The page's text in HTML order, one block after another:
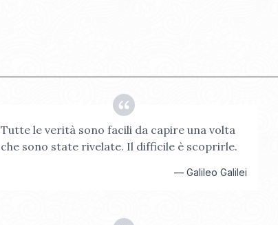
Tutte le verità sono facili da capire una volta
che sono state rivelate. Il difficile è scoprirle.
— Galileo Galilei